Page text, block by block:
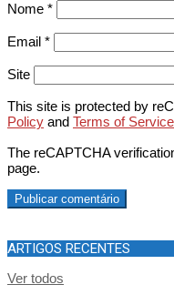
Nome *
Email *
Site
This site is protected by
Policy and Terms of Service
The reCAPTCHA
page.
ARTIGOS RECENTES
Ver todos